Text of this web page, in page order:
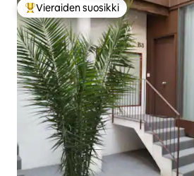
Vieraiden suosikkien parhaimmistoa
Vieraiden suosikki